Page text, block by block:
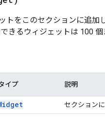
トをこのセクションに追加
きるウィジェットは 100 個
イプ 説明
セクション